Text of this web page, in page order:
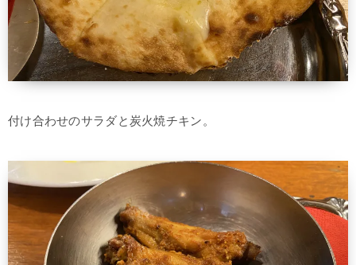
付け合わせのサラダと炭火焼チキン。